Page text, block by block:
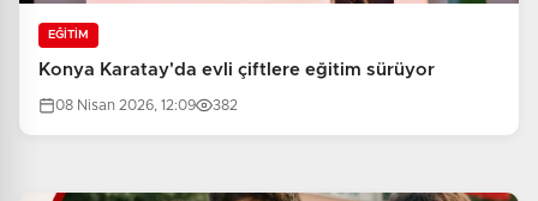
EĞİTİM
Konya Karatay'da evli çiftlere eğitim sürüyor
08 Nisan 2026, 12:09 382